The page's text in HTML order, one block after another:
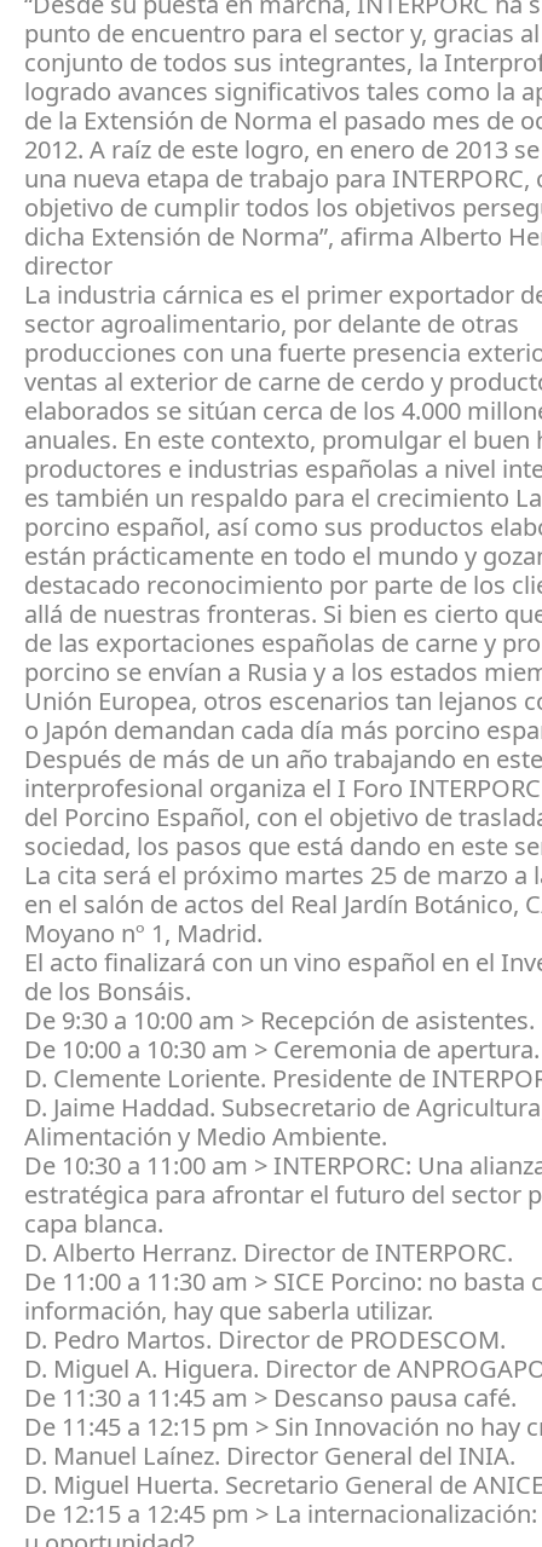
punto de encuentro para el sector y, gracias
conjunto de todos sus integrantes, la
logrado avances significativos tales como la
de la Extensión de Norma el pasado mes de
2012. A raíz de este logro, en enero de 2013
una nueva etapa de trabajo para INTERPORC,
objetivo de cumplir todos los objetivos
dicha Extensión de Norma”, afirma Alberto
director
La industria cárnica es el primer exportador
sector agroalimentario, por delante de otras
producciones con una fuerte presencia
ventas al exterior de carne de cerdo y
elaborados se sitúan cerca de los 4.000
anuales. En este contexto, promulgar el buen
productores e industrias españolas a nivel
es también un respaldo para el crecimiento
porcino español, así como sus productos
están prácticamente en todo el mundo y
destacado reconocimiento por parte de los
allá de nuestras fronteras. Si bien es cierto
de las exportaciones españolas de carne y
porcino se envían a Rusia y a los estados
Unión Europea, otros escenarios tan lejanos
o Japón demandan cada día más porcino
Después de más de un año trabajando en
interprofesional organiza el I Foro
del Porcino Español, con el objetivo de
sociedad, los pasos que está dando en este
La cita será el próximo martes 25 de marzo a
en el salón de actos del Real Jardín Botánico,
Moyano nº 1, Madrid.
El acto finalizará con un vino español en el
de los Bonsáis.
De 9:30 a 10:00 am > Recepción de asistentes.
De 10:00 a 10:30 am > Ceremonia de apertura.
D. Clemente Loriente. Presidente de
D. Jaime Haddad. Subsecretario de
Alimentación y Medio Ambiente.
De 10:30 a 11:00 am > INTERPORC: Una
estratégica para afrontar el futuro del sector
capa blanca.
D. Alberto Herranz. Director de INTERPORC.
De 11:00 a 11:30 am > SICE Porcino: no basta
información, hay que saberla utilizar.
D. Pedro Martos. Director de PRODESCOM.
D. Miguel A. Higuera. Director de
De 11:30 a 11:45 am > Descanso pausa café.
De 11:45 a 12:15 pm > Sin Innovación no hay
D. Manuel Laínez. Director General del INIA.
D. Miguel Huerta. Secretario General de
De 12:15 a 12:45 pm > La